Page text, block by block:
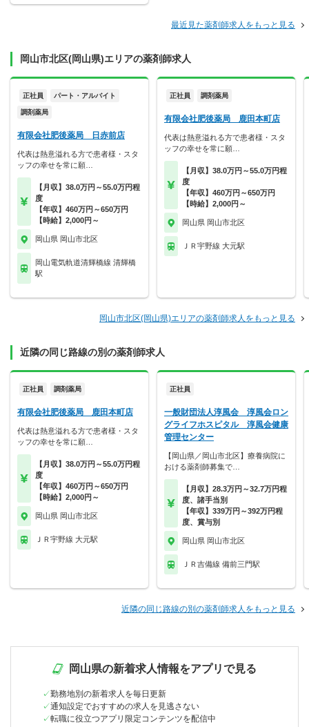
最近見た薬剤師求人をもっと見る
岡山市北区(岡山県)エリアの薬剤師求人
正社員 パート・アルバイト
調剤薬局
有限会社肥後薬局 日赤前店
代表は熱意溢れる方で患者様・スタ
ッフの幸せを常に願…
【月収】38.0万円～55.0万円程
度
【年収】460万円～650万円
【時給】2,000円～
岡山県 岡山市北区
岡山電気軌道清輝橋線 清輝橋
駅
正社員 調剤薬局
有限会社肥後薬局 鹿田本町店
代表は熱意溢れる方で患者様・スタ
ッフの幸せを常に願…
【月収】38.0万円～55.0万円程
度
【年収】460万円～650万円
【時給】2,000円～
岡山県 岡山市北区
ＪＲ宇野線 大元駅
岡山市北区(岡山県)エリアの薬剤師求人をもっと見る
近隣の同じ路線の別の薬剤師求人
正社員 調剤薬局
有限会社肥後薬局 鹿田本町店
代表は熱意溢れる方で患者様・スタ
ッフの幸せを常に願…
【月収】38.0万円～55.0万円程
度
【年収】460万円～650万円
【時給】2,000円～
岡山県 岡山市北区
ＪＲ宇野線 大元駅
正社員
一般財団法人淳風会 淳風会ロン
グライフホスピタル 淳風会健康
管理センター
【岡山県／岡山市北区】療養病院に
おける薬剤師募集で…
【月収】28.3万円～32.7万円程
度、諸手当別
【年収】339万円～392万円程
度、賞与別
岡山県 岡山市北区
ＪＲ吉備線 備前三門駅
近隣の同じ路線の別の薬剤師求人をもっと見る
岡山県の新着求人情報をアプリで見る
勤務地別の新着求人を毎日更新
通知設定でおすすめの求人を見逃さない
転職に役立つアプリ限定コンテンツを配信中